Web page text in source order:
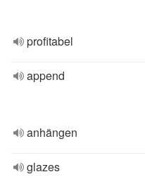
profitabel
append
anhängen
glazes